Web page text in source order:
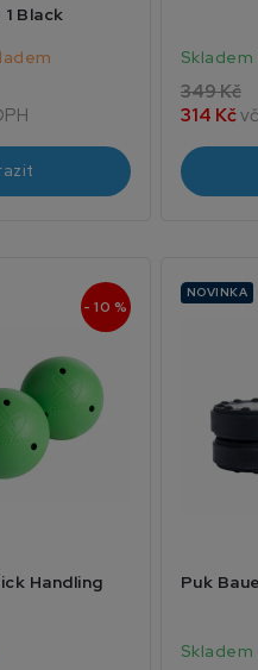
Black
Skladem
349 Kč
314 Kč
- 10 %
Handling
NOVINKA
Puk
Skladem